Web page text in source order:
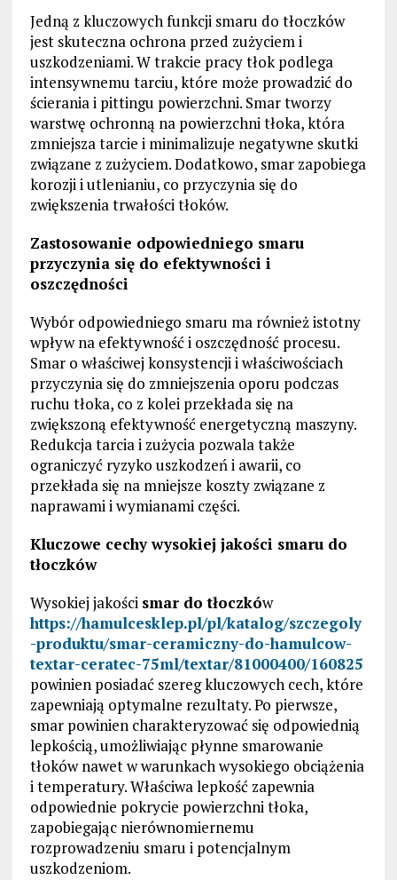
Jedną z kluczowych funkcji smaru do tłoczków
jest skuteczna ochrona przed zużyciem i
uszkodzeniami. W trakcie pracy tłok podlega
intensywnemu tarciu, które może prowadzić do
ścierania i pittingu powierzchni. Smar tworzy
warstwę ochronną na powierzchni tłoka, która
zmniejsza tarcie i minimalizuje negatywne skutki
związane z zużyciem. Dodatkowo, smar zapobiega
korozji i utlenianiu, co przyczynia się do
zwiększenia trwałości tłoków.
Zastosowanie odpowiedniego smaru
przyczynia się do efektywności i
oszczędności
Wybór odpowiedniego smaru ma również istotny
wpływ na efektywność i oszczędność procesu.
Smar o właściwej konsystencji i właściwościach
przyczynia się do zmniejszenia oporu podczas
ruchu tłoka, co z kolei przekłada się na
zwiększoną efektywność energetyczną maszyny.
Redukcja tarcia i zużycia pozwala także
ograniczyć ryzyko uszkodzeń i awarii, co
przekłada się na mniejsze koszty związane z
naprawami i wymianami części.
Kluczowe cechy wysokiej jakości smaru do
tłoczków
Wysokiej jakości smar do tłoczków
https://hamulcesklep.pl/pl/katalog/szczegoly
-produktu/smar-ceramiczny-do-hamulcow-
textar-ceratec-75ml/textar/81000400/160825
powinien posiadać szereg kluczowych cech, które
zapewniają optymalne rezultaty. Po pierwsze,
smar powinien charakteryzować się odpowiednią
lepkością, umożliwiając płynne smarowanie
tłoków nawet w warunkach wysokiego obciążenia
i temperatury. Właściwa lepkość zapewnia
odpowiednie pokrycie powierzchni tłoka,
zapobiegając nierównomiernemu
rozprowadzeniu smaru i potencjalnym
uszkodzeniom.